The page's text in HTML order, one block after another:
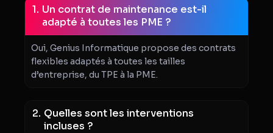
Un contrat de maintenance est-il
adapté à toutes les PME ?
Oui, Genius Informatique propose des contrats
flexibles adaptés à toutes les tailles
d’entreprise, du TPE à la PME.
Quelles sont les interventions
incluses ?